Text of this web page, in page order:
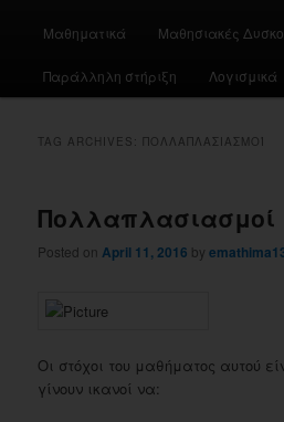
Μαθηματικά Μαθησιακές
Παράλληλη στήριξη Λογισμικά
TAG ARCHIVES: ΠΟΛΛΑΠΛΑΣΙΑΣΜΟΊ
Πολλαπλασιασμοί
Posted on April 11, 2016 by
Οι στόχοι του μαθήματος αυτού
γίνουν ικανοί να: